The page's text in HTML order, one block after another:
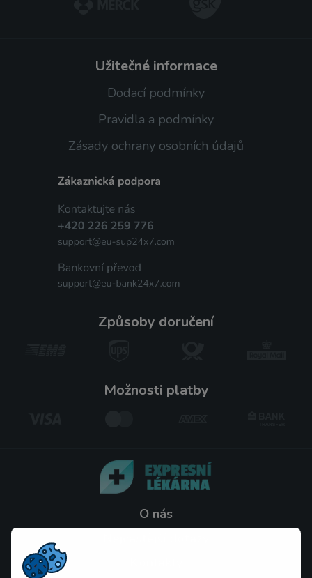
užitečné informace
Dodací podmínky
Pravidla a podmínky
Zásady ochrany osobních údajů
způsoby doručení
možnosti platby
O nás